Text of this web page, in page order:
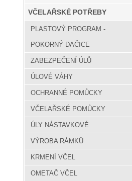
VČELAŘSKÉ POTŘEBY
PLASTOVÝ PROGRAM -
POKORNÝ DAČICE
ZABEZPEČENÍ ÚLŮ
ÚLOVÉ VÁHY
OCHRANNÉ POMŮCKY
VČELAŘSKÉ POMŮCKY
ÚLY NÁSTAVKOVÉ
VÝROBA RÁMKŮ
KRMENÍ VČEL
OMETAČ VČEL